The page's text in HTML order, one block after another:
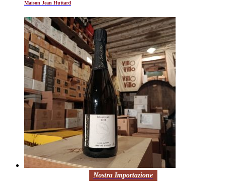
Maison Jean Huttard
Nostra Importazione